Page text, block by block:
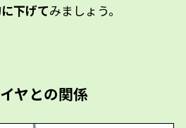
下げてみましょう。
ヤとの関係